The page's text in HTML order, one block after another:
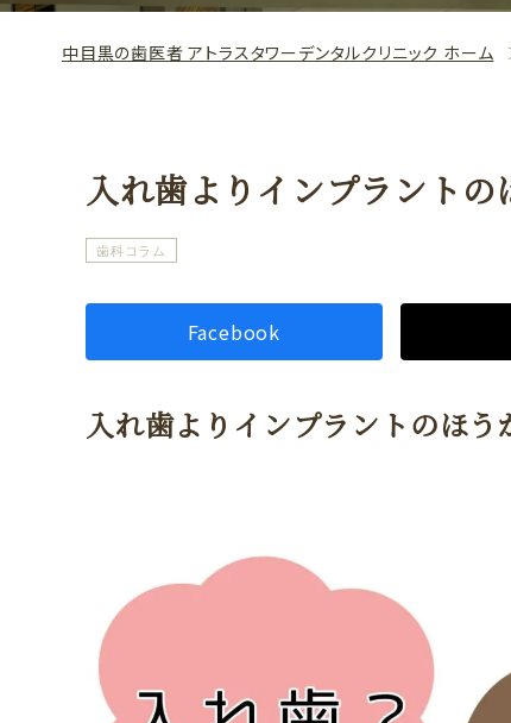
中目黒の歯医者 アトラスタワーデンタルクリニック ホーム
入れ歯よりインプラントの
歯科コラム
Facebook
入れ歯よりインプラントのほう